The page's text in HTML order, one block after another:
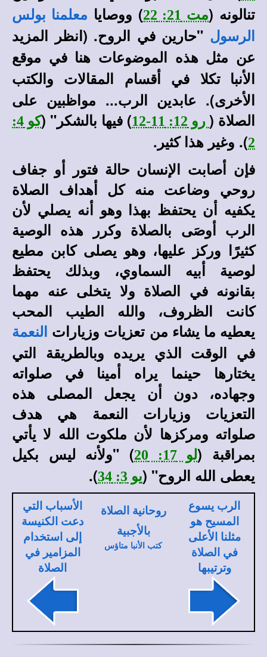
تنالونه (مت 21: 22 ) ووصايا معلمنا بولس
الرسول "حارين في الروح. (انظر المزيد
عن مثل هذه الموضوعات هنا في موقع
الأنبا تكلا
في أقسام المقالات والكتب
الأخرى). عابدين الرب... مواظبين على
الصلاة ( رو 12: 11-12 ) فيها بالشكر" (
كو 4:
2). وغير هذا كثير.
فإن أصابت الإنسان حالة فتور أو جفاف
روحي وضاعت منه كل أهداف الصلاة
يكفيه أن يحتفظ بهذا وهو أنه يصلي لأن
الرب أوصَى بالصلاة وكرر هذه الوصية
كثيرًا وركز عليها، وهو يصلى كابن مطيع
لوصية أبيه السماوي، وبذلك يحتفظ
بقانونه في الصلاة ولا يتخلى عنه مهما
كانت الظروف، والله الطيب المحب
يعطيه ما يشاء من تعزيات وزيارات
النعمة
في الوقت الذي يريده وبالطريقة التي
يختارها حينما يراه أمينا في صلواته
وجهاده، دون أن يجعل المصلى هذه
التعزيات وزيارات النعمة هي هدف
صلواته ومركزها لأن ملكوت الله لا يأتي
بمراقبة (لو 17: 20
) "ولأنه ليس بكيل
يعطى الله الروح" (يو 3: 34 ).
الرب يسوع
المسيح هو
مثلنا الأعلى
في الصلاة
وترتيبها
روحانية الصلاة
بالأجبية
كتب الأنبا متاؤس
الأسباب التي
دعت الكنيسة
إلى استخدام
المزامير في
الصلاة